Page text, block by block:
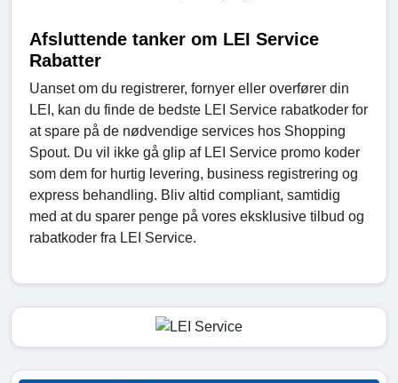
Afsluttende tanker om LEI Service
Rabatter
Uanset om du registrerer, fornyer eller overfører din
LEI, kan du finde de bedste LEI Service rabatkoder for
at spare på de nødvendige services hos Shopping
Spout. Du vil ikke gå glip af LEI Service promo koder
som dem for hurtig levering, business registrering og
express behandling. Bliv altid compliant, samtidig
med at du sparer penge på vores eksklusive tilbud og
rabatkoder fra LEI Service.